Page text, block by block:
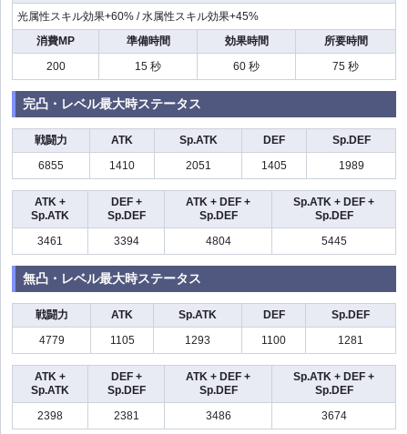
光属性スキル効果+60% / 水属性スキル効果+45%
消費MP
準備時間 効果時間
所要時間
200
15 秒 60 秒 75 秒
完凸・レベル最大時ステータス
戦闘力 ATK Sp.ATK DEF
Sp.DEF
6855
1410 2051 1405 1989
ATK +
Sp.ATK
DEF +
Sp.DEF
ATK + DEF +
Sp.DEF
Sp.ATK + DEF +
Sp.DEF
3461
3394 4804 5445
無凸・レベル最大時ステータス
戦闘力 ATK Sp.ATK DEF
Sp.DEF
4779
1105 1293 1100 1281
ATK +
Sp.ATK
DEF +
Sp.DEF
ATK + DEF +
Sp.DEF
Sp.ATK + DEF +
Sp.DEF
2398
2381 3486 3674